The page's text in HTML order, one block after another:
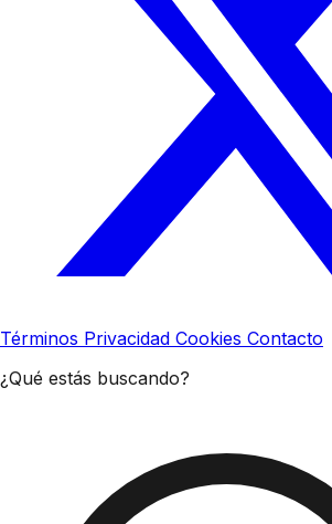
Términos Privacidad Cookies Contacto
¿Qué estás buscando?